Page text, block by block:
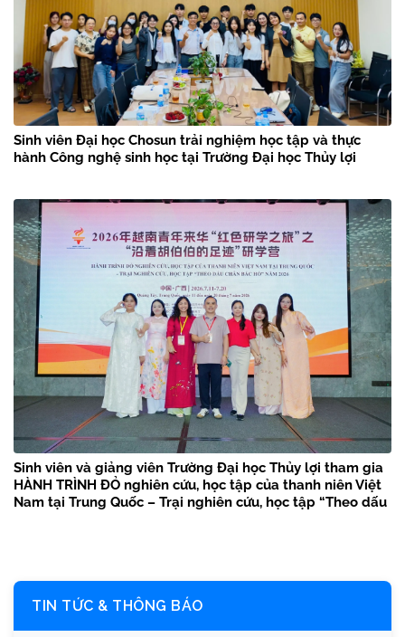
Sinh viên Đại học Chosun trải nghiệm học tập và thực
hành Công nghệ sinh học tại Trường Đại học Thủy lợi
Sinh viên và giảng viên Trường Đại học Thủy lợi tham gia
HÀNH TRÌNH ĐỎ nghiên cứu, học tập của thanh niên Việt
Nam tại Trung Quốc – Trại nghiên cứu, học tập “Theo dấu
TIN TỨC & THÔNG BÁO